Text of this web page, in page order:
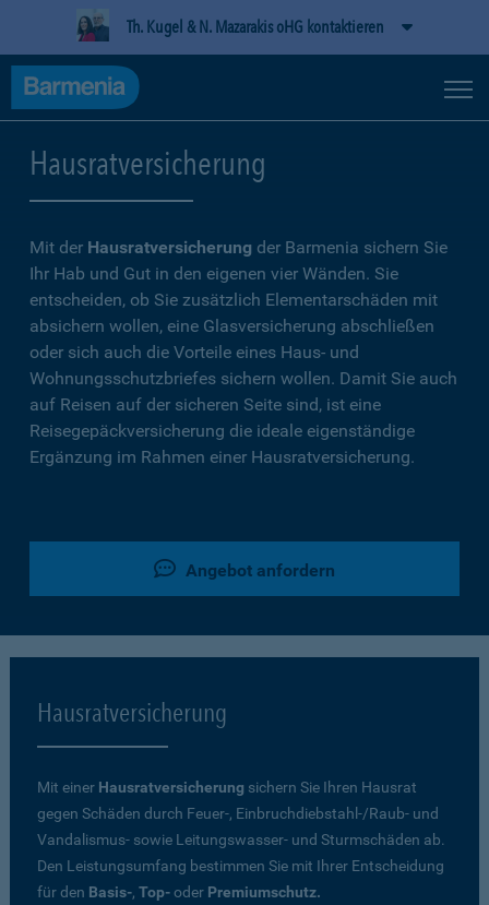
Th. Kugel & N. Mazarakis oHG kontaktieren
Hausratversicherung
Mit der Hausratversicherung der Barmenia sichern Sie
Ihr Hab und Gut in den eigenen vier Wänden. Sie
entscheiden, ob Sie zusätzlich Elementarschäden mit
absichern wollen, eine Glasversicherung abschließen
oder sich auch die Vorteile eines Haus- und
Wohnungsschutzbriefes sichern wollen. Damit Sie auch
auf Reisen auf der sicheren Seite sind, ist eine
Reisegepäckversicherung die ideale eigenständige
Ergänzung im Rahmen einer Hausratversicherung.
Angebot anfordern
Hausratversicherung
Mit einer Hausratversicherung sichern Sie Ihren Hausrat
gegen Schäden durch Feuer-, Einbruchdiebstahl-/Raub- und
Vandalismus- sowie Leitungswasser- und Sturmschäden ab.
Den Leistungsumfang bestimmen Sie mit Ihrer Entscheidung
für den Basis-, Top-oder Premiumschutz.